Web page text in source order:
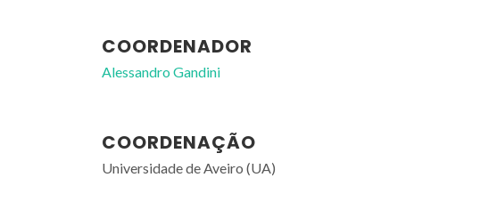
COORDENADOR
Alessandro Gandini
COORDENAÇÃO
Universidade de Aveiro (UA)